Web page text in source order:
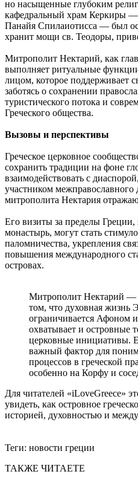
но насыщенные глубоким
кафедральный храм Керкиры
Панайя Спилаиотисса — был
хранит мощи св. Теодоры,
Митрополит Нектарий, как
выполняет ритуальные
лицом, которое поддерживает
заботясь о сохранении
туристического потока и
Греческого общества.
Вызовы и перспективы
Греческое церковное
сохранить традиции на фоне
взаимодействовать с
участником
митрополита Нектария
Его визиты за пределы
монастырь, могут стать
паломничества, укрепления
повышения международного
островах.
Митрополит Нектарий —
том, что духовная жизнь
ограничивается Афоном
охватывает и островные
церковные инициативы.
важный фактор для
процессов в греческой
особенно на Корфу и
Для читателей «iLoveGreece»
увидеть, как островное
историей, духовностью и
Теги: новости греции
ТАКЖЕ ЧИТАЕТЕ